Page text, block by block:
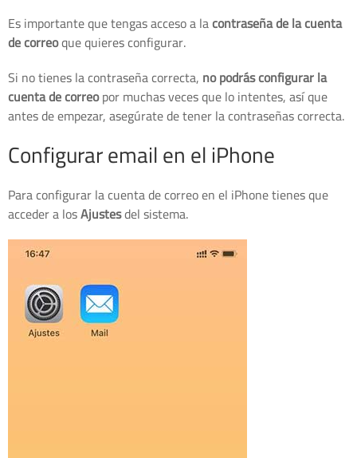
Es importante que tengas acceso a lacontraseña de la cuenta
de correoque quieres configurar.
Si no tienes la contraseña correcta, no podrás configurar la
cuenta de correopor muchas veces que lo intentes, así que
antes de empezar, asegúrate de tener la contraseñas correcta.
Configurar email en el iPhone
Para configurar la cuenta de correo en el iPhone tienes que
acceder a losAjustesdel sistema.